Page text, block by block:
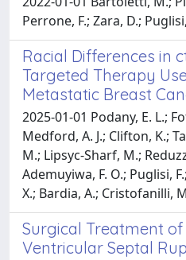
Perrone, F.; Zara, D.;
Racial Differences in
Targeted Therapy
Metastatic Breast
2025-01-01 Podany, E. L.;
Medford, A. J.; Clifton, K.;
M.; Lipsyc-Sharf, M.;
Ademuyiwa, F. O.; Puglisi,
X.; Bardia, A.; Cristofanilli,
Surgical Treatment
Ventricular Septal